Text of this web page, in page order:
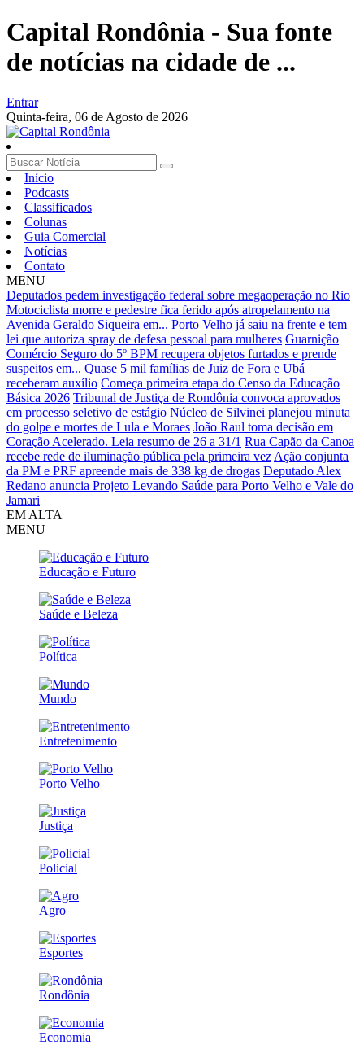
Capital Rondônia - Sua fonte
de notícias na cidade de ...
Entrar
Quinta-feira, 06 de Agosto de 2026
Início
Podcasts
Classificados
Colunas
Guia Comercial
Notícias
Contato
MENU
Deputados pedem investigação federal sobre megaoperação no Rio
Motociclista morre e pedestre fica ferido após atropelamento na
Avenida Geraldo Siqueira em... Porto Velho já saiu na frente e tem
lei que autoriza spray de defesa pessoal para mulheres Guarnição
Comércio Seguro do 5º BPM recupera objetos furtados e prende
suspeitos em... Quase 5 mil famílias de Juiz de Fora e Ubá
receberam auxílio Começa primeira etapa do Censo da Educação
Básica 2026 Tribunal de Justiça de Rondônia convoca aprovados
em processo seletivo de estágio Núcleo de Silvinei planejou minuta
do golpe e mortes de Lula e Moraes João Raul toma decisão em
Coração Acelerado. Leia resumo de 26 a 31/1 Rua Capão da Canoa
recebe rede de iluminação pública pela primeira vez Ação conjunta
da PM e PRF apreende mais de 338 kg de drogas Deputado Alex
Redano anuncia Projeto Levando Saúde para Porto Velho e Vale do
Jamari
EM ALTA
MENU
Educação e Futuro
Saúde e Beleza
Política
Mundo
Entretenimento
Porto Velho
Justiça
Policial
Agro
Esportes
Rondônia
Economia